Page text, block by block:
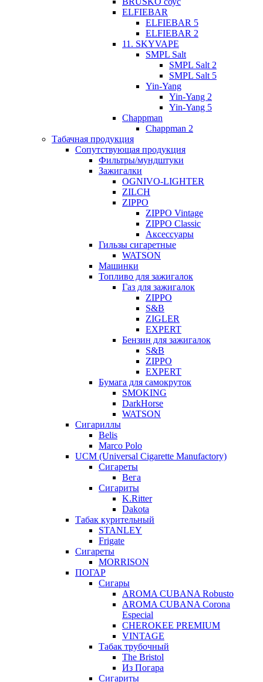
ELFIEBAR
ELFIEBAR 5
ELFIEBAR 2
11. SKYVAPE
SMPL Salt
SMPL Salt 2
SMPL Salt 5
Yin-Yang
Yin-Yang 2
Yin-Yang 5
Chappman
Chappman 2
Табачная продукция
Сопутствующая продукция
Фильтры/мундштуки
Зажигалки
OGNIVO-LIGHTER
ZILCH
ZIPPO
ZIPPO Vintage
ZIPPO Classic
Аксессуары
Гильзы сигаретные
WATSON
Машинки
Топливо для зажигалок
Газ для зажигалок
ZIPPO
S&B
ZIGLER
EXPERT
Бензин для зажигалок
S&B
ZIPPO
EXPERT
Бумага для самокруток
SMOKING
DarkHorse
WATSON
Сигариллы
Belis
Marco Polo
UCM (Universal Cigarette Manufactory)
Сигареты
Вега
Сигариты
K.Ritter
Dakota
Табак курительный
STANLEY
Frigate
Сигареты
MORRISON
ПОГАР
Сигары
AROMA CUBANA Robusto
AROMA CUBANA Corona
Especial
CHEROKEE PREMIUM
VINTAGE
Табак трубочный
The Bristol
Из Погара
Сигариты